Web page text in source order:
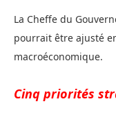
La Cheffe du
pourrait être ajusté
macroéconomique.
Cinq priorités